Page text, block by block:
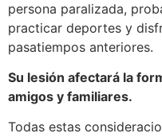
persona paralizada,
practicar deportes y
pasatiempos anteriores.
Su lesión afectará la
amigos y familiares.
Todas estas